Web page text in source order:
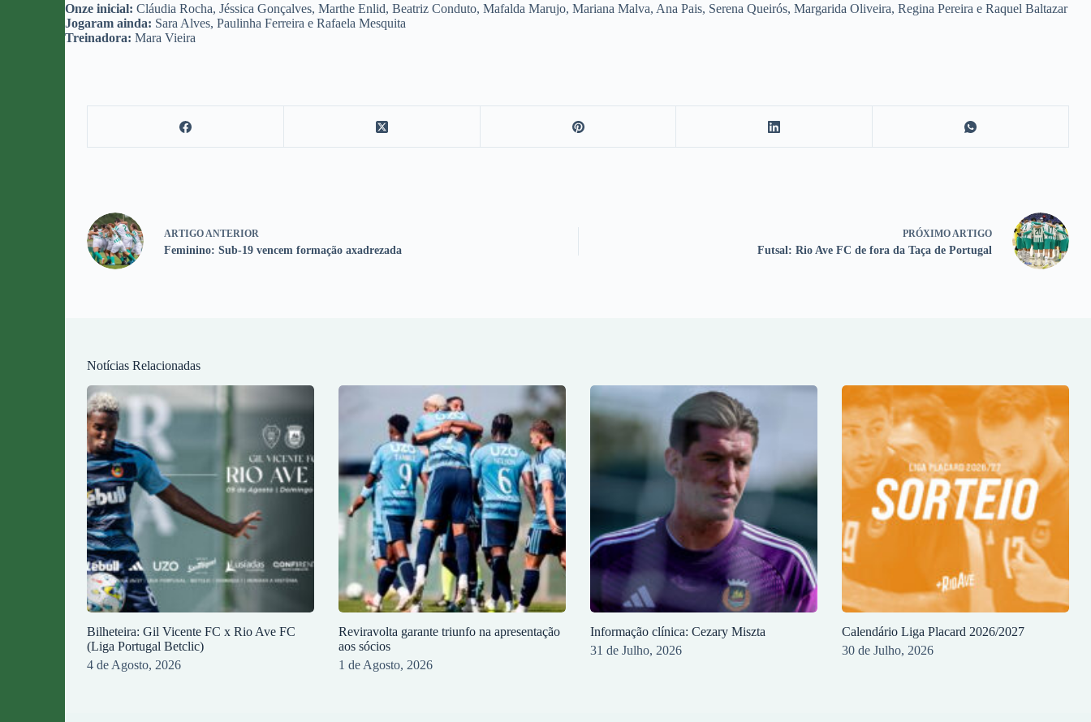
Onze inicial: Cláudia Rocha, Jéssica Gonçalves, Marthe Enlid, Beatriz Conduto, Mafalda Marujo, Mariana Malva, Ana Pais, Serena Queirós, Margarida Oliveira, Regina Pereira e Raquel Baltazar
Jogaram ainda: Sara Alves, Paulinha Ferreira e Rafaela Mesquita
Treinadora: Mara Vieira
ARTIGO ANTERIOR
Feminino: Sub-19 vencem formação axadrezada
PRÓXIMO ARTIGO
Futsal: Rio Ave FC de fora da Taça de Portugal
Notícias Relacionadas
Bilheteira: Gil Vicente FC x Rio Ave FC
(Liga Portugal Betclic)
4 de Agosto, 2026
Reviravolta garante triunfo na apresentação
aos sócios
1 de Agosto, 2026
Informação clínica: Cezary Miszta
31 de Julho, 2026
Calendário Liga Placard 2026/2027
30 de Julho, 2026